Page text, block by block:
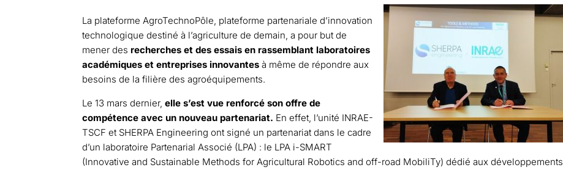
La plateforme AgroTechnoPôle, plateforme partenariale d’innovation
technologique destiné à l’agriculture de demain, a pour but de
mener des recherches et des essais en rassemblant laboratoires
académiques et entreprises innovantes à même de répondre aux
besoins de la filière des agroéquipements.
Le 13 mars dernier,elle s’est vue renforcé son offre de
compétence avec un nouveau partenariat. En effet, l’unité INRAE-
TSCF et SHERPA Engineering ont signé un partenariat dans le cadre
d’un laboratoire Partenarial Associé (LPA) : le LPA i-SMART
(Innovative and Sustainable Methods for Agricultural Robotics and off-road MobiliTy) dédié aux développements